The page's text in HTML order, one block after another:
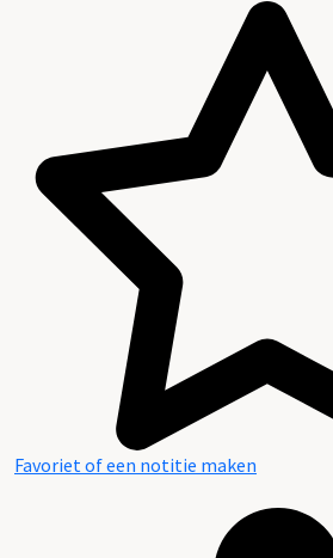
Favoriet of een notitie maken